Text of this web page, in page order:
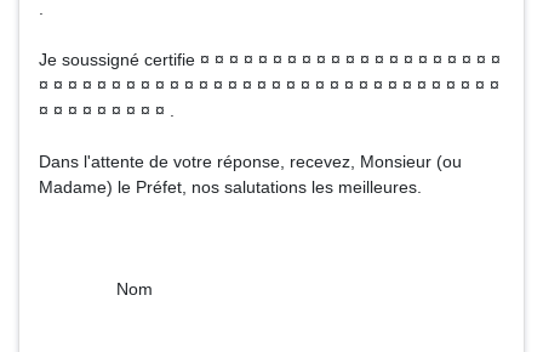
Je soussigné certifie ¤ ¤ ¤ ¤ ¤ ¤ ¤ ¤ ¤ ¤ ¤ ¤ ¤ ¤ ¤ ¤ ¤ ¤ ¤ ¤ ¤
¤ ¤ ¤ ¤ ¤ ¤ ¤ ¤ ¤ ¤ ¤ ¤ ¤ ¤ ¤ ¤ ¤ ¤ ¤ ¤ ¤ ¤ ¤ ¤ ¤ ¤ ¤ ¤ ¤ ¤ ¤ ¤
¤ ¤ ¤ ¤ ¤ ¤ ¤ ¤ ¤ .
Dans l'attente de votre réponse, recevez, Monsieur (ou
Madame) le Préfet, nos salutations les meilleures.
Nom